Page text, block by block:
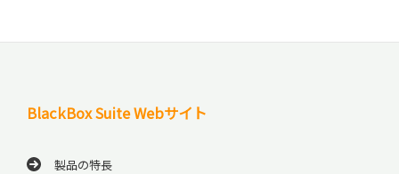
BlackBox Suite Webサイト
製品の特長